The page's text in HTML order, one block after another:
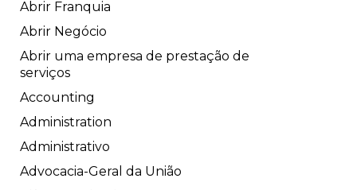
Abrir Franquia
Abrir Negócio
Abrir uma empresa de prestação de
serviços
Accounting
Administration
Administrativo
Advocacia-Geral da União